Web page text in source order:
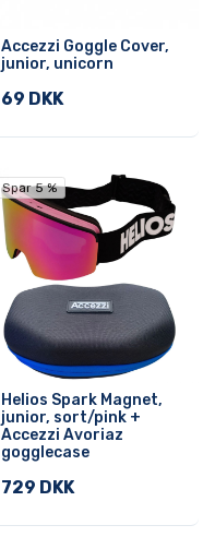
Accezzi Goggle Cover,
junior, unicorn
69 DKK
Spar 5 %
Helios Spark Magnet,
junior, sort/pink +
Accezzi Avoriaz
gogglecase
729 DKK